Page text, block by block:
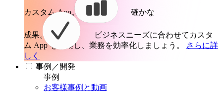
カスタム App。 確かな
成果。
ビジネスニーズに合わせてカスタ
ム App を構築し、業務を効率化しましょう。
さらに詳
しく
事例／開発
事例
お客様事例と動画